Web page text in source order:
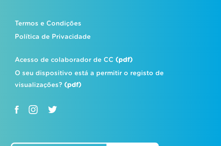
Termos e Condições
Política de Privacidade
Acesso de colaborador de CC(pdf)
O seu dispositivo está a permitir o registo de
visualizações?(pdf)